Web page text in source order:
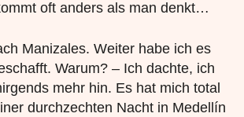
oft anders als man denkt…
Manizales. Weiter habe ich es
Warum? – Ich dachte, ich
mehr hin. Es hat mich total
durchzechten Nacht in Medellín